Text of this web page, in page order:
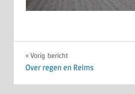
Bericht
navigatie
Vorig bericht
Over regen en Reims